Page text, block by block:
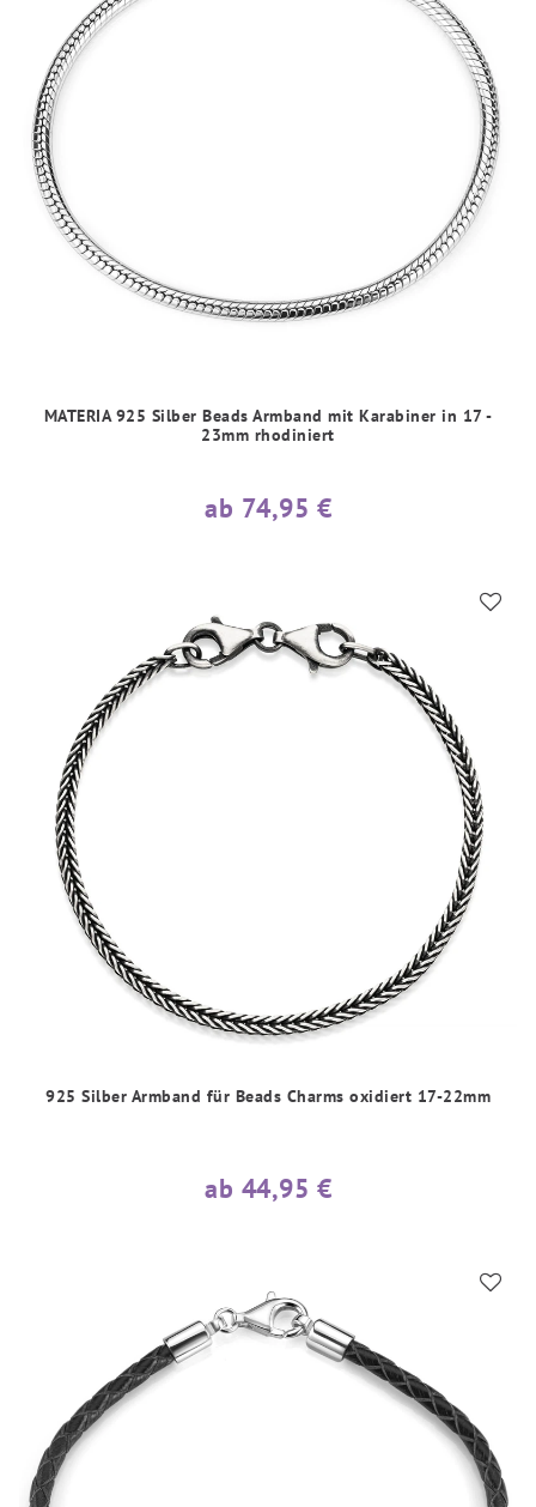
MATERIA 925 Silber Beads Armband mit Karabiner in 17 -
23mm rhodiniert
ab 74,95 €
925 Silber Armband für Beads Charms oxidiert 17-22mm
ab 44,95 €